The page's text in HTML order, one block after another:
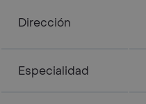
Dirección
Especialidad